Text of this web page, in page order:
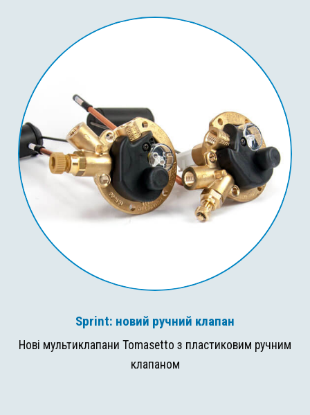
Sprint: новий ручний клапан
Нові мультиклапани Tomasetto з пластиковим ручним
клапаном